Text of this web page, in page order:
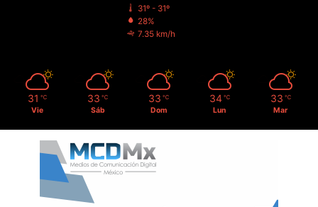
31º - 31º
28%
7.35 km/h
31 ℃
Vie
33 ℃
Sáb
33 ℃
Dom
34 ℃
Lun
33 ℃
Mar